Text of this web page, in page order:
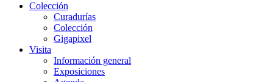
Colección
Curadurías
Colección
Gigapixel
Visita
Información general
Exposiciones